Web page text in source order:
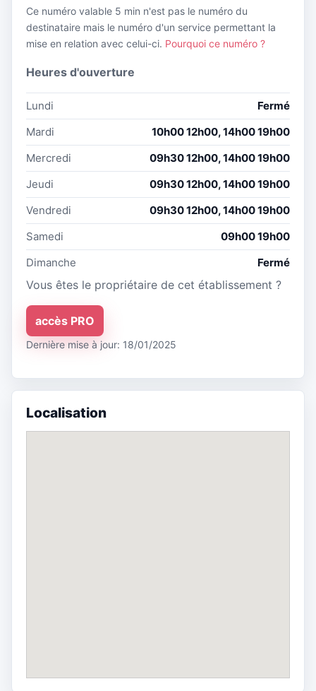
Ce numéro valable 5 min n'est pas le numéro du
destinataire mais le numéro d'un service permettant la
mise en relation avec celui-ci. Pourquoi ce numéro ?
Heures d'ouverture
Lundi
Fermé
Mardi
10h00 12h00, 14h00 19h00
Mercredi
09h30 12h00, 14h00 19h00
Jeudi
09h30 12h00, 14h00 19h00
Vendredi
09h30 12h00, 14h00 19h00
Samedi
09h00 19h00
Dimanche
Fermé
Vous êtes le propriétaire de cet établissement ?
accès PRO
Dernière mise à jour: 18/01/2025
Localisation